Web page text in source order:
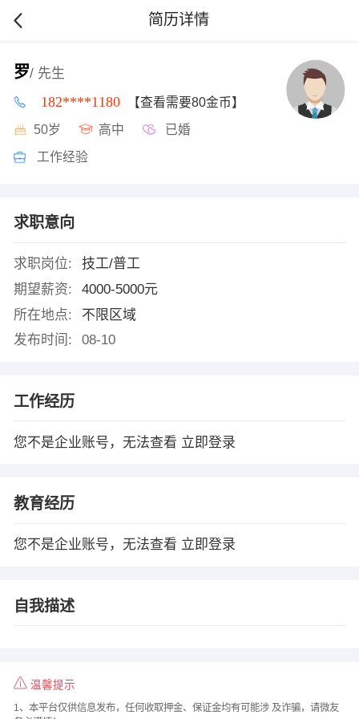
简历详情
罗/ 先生
182****1180 【查看需要80金币】
50岁 高中 已婚
工作经验
求职意向
求职岗位:
技工/普工
期望薪资:
4000-5000元
所在地点:
不限区域
发布时间:
08-10
工作经历
您不是企业账号，无法查看 立即登录
教育经历
您不是企业账号，无法查看 立即登录
自我描述
温馨提示
1、本平台仅供信息发布，任何收取押金、保证金均有可能涉 及诈骗，请微友